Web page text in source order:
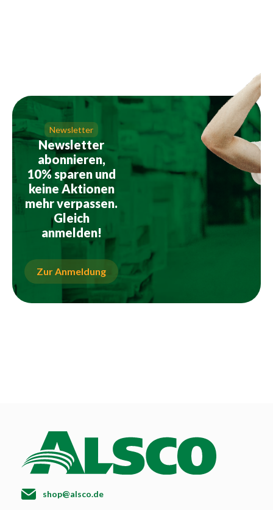
Newsletter
Newsletter
abonnieren,
10% sparen und
keine Aktionen
mehr verpassen.
Gleich
anmelden!
Zur Anmeldung
shop@alsco.de